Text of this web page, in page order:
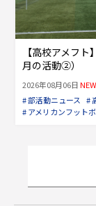
【高校アメフト
月の活動②）
2026年08月06日NEW
# 部活動ニュース #
# アメリカンフット